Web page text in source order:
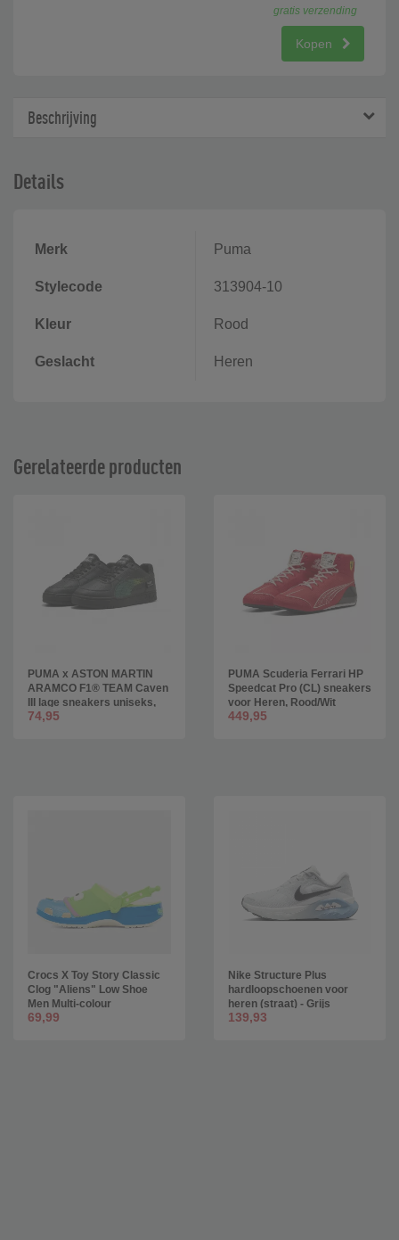
gratis verzending
Kopen
Beschrijving
Details
Merk Puma
Stylecode 313904-10
Kleur Rood
Geslacht Heren
Gerelateerde producten
PUMA x ASTON MARTIN
ARAMCO F1® TEAM Caven
III lage sneakers uniseks,
Groen/Zwart
74,95
PUMA Scuderia Ferrari HP
Speedcat Pro (CL) sneakers
voor Heren, Rood/Wit
449,95
Crocs X Toy Story Classic
Clog "Aliens" Low Shoe
Men Multi-colour
69,99
Nike Structure Plus
hardloopschoenen voor
heren (straat) - Grijs
139,93